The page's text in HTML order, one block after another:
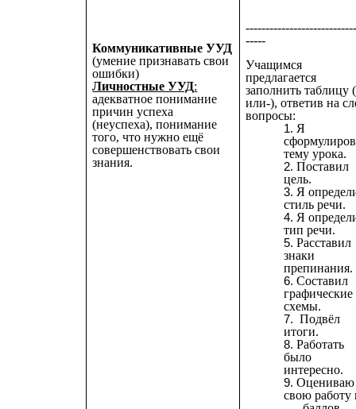
Коммуникативные УУД
(умение признавать свои
ошибки)
Личностные УУД:
адекватное понимание
причин успеха
(неуспеха), понимание
того, что нужно ещё
совершенствовать свои
знания.
-----
Учащимся
предлагается
заполнить таблицу
или-), ответив на
вопросы:
Я
тему урока.
Поставил
цель.
Я
стиль речи.
Я
тип речи.
Расставил
знаки
препинания.
Составил
графические
схемы.
Подвёл
итоги.
Работать
было
интересно.
Оцениваю
свою работу